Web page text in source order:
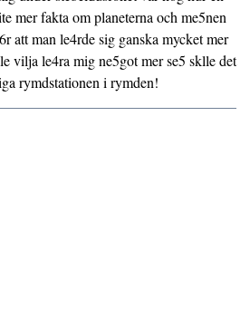
mer fakta om planeterna och me5nen
att man le4rde sig ganska mycket mer
vilja le4ra mig ne5got mer se5 sklle det
rymdstationen i rymden!